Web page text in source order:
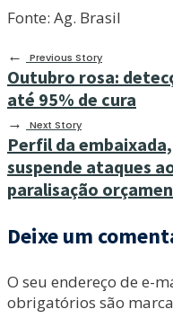
Fonte: Ag. Brasil
←
Previous Story
Outubro rosa:
até 95% de cura
→ Next Story
Perfil da
suspende ataques
paralisação
Deixe um
O seu endereço de e-
obrigatórios são